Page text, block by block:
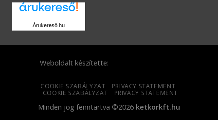
Árukereső.hu
Weboldalt készítette:
COOKIE SZABÁLYZAT
PRIVACY STATEMENT
COOKIE SZABÁLYZAT
PRIVACY STATEMENT
Minden jog fenntartva ©2026 ketkorkft.hu